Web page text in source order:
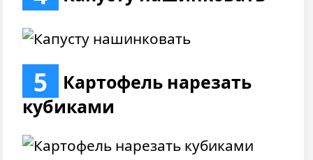
5
Картофель нарезать
кубиками